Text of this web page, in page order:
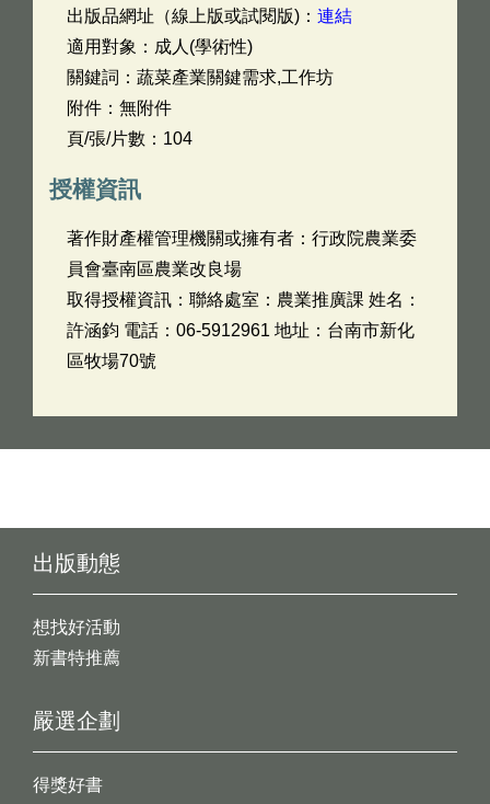
出版品網址（線上版或試閱版)： 連結
適用對象：成人(學術性)
關鍵詞：蔬菜產業關鍵需求,工作坊
附件：無附件
頁/張/片數：104
授權資訊
著作財產權管理機關或擁有者：行政院農業委
員會臺南區農業改良場
取得授權資訊：聯絡處室：農業推廣課 姓名：
許涵鈞 電話：06-5912961 地址：台南市新化
區牧場70號
出版動態
想找好活動
新書特推薦
嚴選企劃
得獎好書